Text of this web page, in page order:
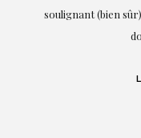
soulignant (bien